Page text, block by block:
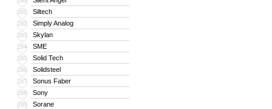
281 Siltech
282 Simply Analog
283 Skylan
284 SME
285 Solid Tech
286 Solidsteel
287 Sonus Faber
288 Sony
289 Sorane